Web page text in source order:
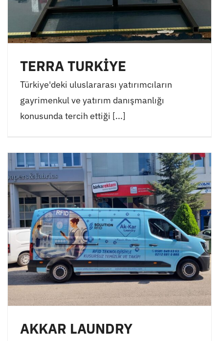
TERRA TURKİYE
Türkiye'deki uluslararası yatırımcıların
gayrimenkul ve yatırım danışmanlığı
konusunda tercih ettiği [...]
AKKAR LAUNDRY